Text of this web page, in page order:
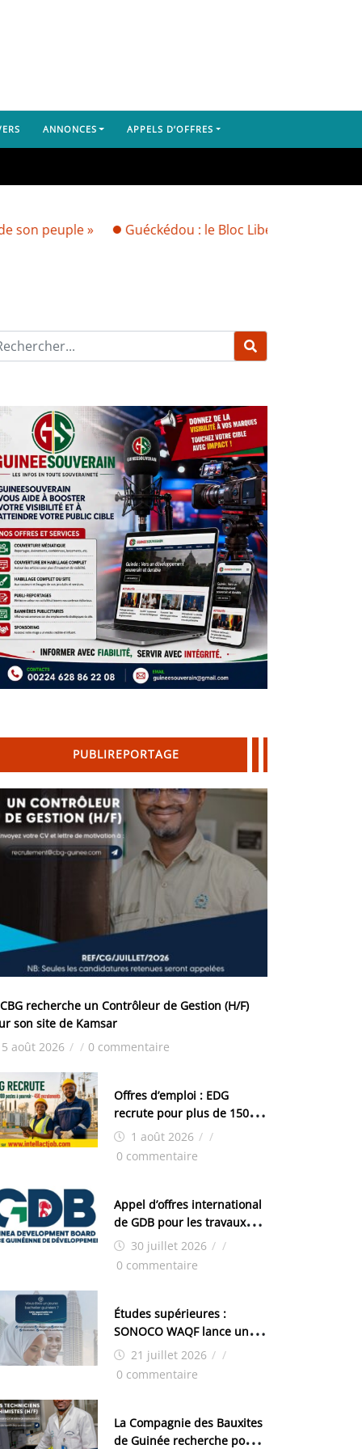
ANNONCES APPELS D’OFFRES
» Guéckédou : le Bloc Libéral dénonce
PUBLIREPORTAGE
recherche un Contrôleur de Gestion (H/F)
son site de Kamsar
5 août 2026 / / 0 commentaire
Offres d’emploi : EDG
recrute pour plus de 150
postes1 août 2026 / /
0 commentaire
Appel d’offres international
de GDB pour les travaux
d’aménagement de la zone
industrielle de FANDJE
30 juillet 2026 / /
0 commentaire
Études supérieures :
SONOCO WAQF lance un
programme de bourses
pour la Malaisie
21 juillet 2026 / /
0 commentaire
La Compagnie des Bauxites
de Guinée recherche pour